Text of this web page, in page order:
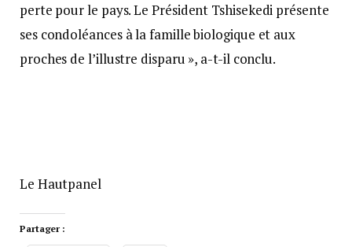
perte pour le pays. Le Président Tshisekedi présente
ses condoléances à la famille biologique et aux
proches de l’illustre disparu », a-t-il conclu.
Le Hautpanel
Partager :